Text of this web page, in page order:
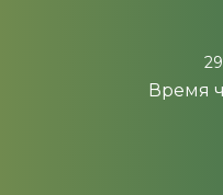
Время